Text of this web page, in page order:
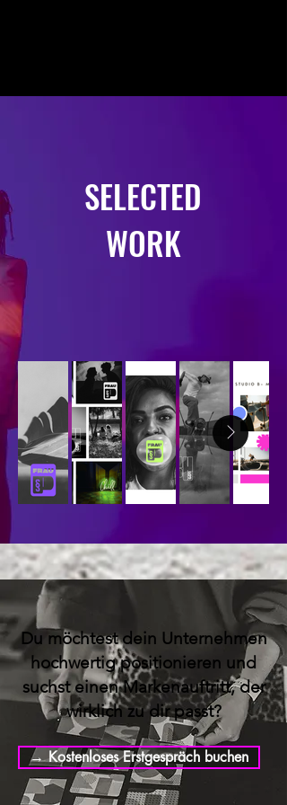
SELECTED
WORK
Du möchtest dein Unternehmen
hochwertig positionieren und
suchst einen Markenauftritt, der
wirklich zu dir passt?
→ Kostenloses Erstgespräch buchen